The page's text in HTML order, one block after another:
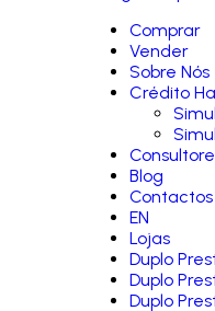
Comprar
Vender
Sobre Nós
Crédito
Blog
Contactos
EN
Lojas
Duplo
Duplo
Duplo